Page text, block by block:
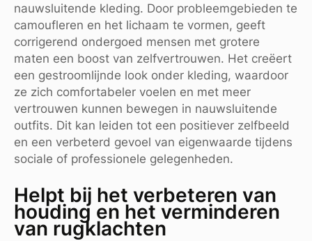
nauwsluitende kleding. Door probleemgebieden te
camoufleren en het lichaam te vormen, geeft
corrigerend ondergoed mensen met grotere
maten een boost van zelfvertrouwen. Het creëert
een gestroomlijnde look onder kleding, waardoor
ze zich comfortabeler voelen en met meer
vertrouwen kunnen bewegen in nauwsluitende
outfits. Dit kan leiden tot een positiever zelfbeeld
en een verbeterd gevoel van eigenwaarde tijdens
sociale of professionele gelegenheden.
Helpt bij het verbeteren van
houding en het verminderen
van rugklachten